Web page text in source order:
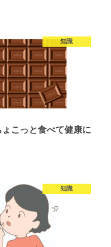
知識
こっと食べて健康に
知識